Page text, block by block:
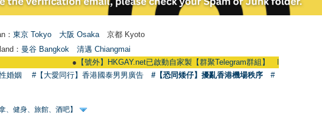
： 東京 Tokyo 大阪 Osaka 京都 Kyoto
： 曼谷 Bangkok
清邁 Chiangmai
【號外】HKGAY.net已啟動自家製【群聚Telegram群組】 HKGAY.net has
婚姻 #【大愛同行】香港國泰男男廣告 #【恐同矮仔】擾亂香港機場秩序
#
健身、旅館、酒吧】